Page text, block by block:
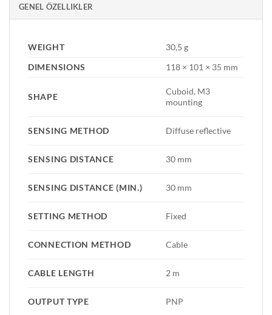
GENEL ÖZELLIKLER
WEIGHT
30,5 g
DIMENSIONS
118 × 101 × 35 mm
SHAPE
Cuboid, M3
mounting
SENSING METHOD Diffuse reflective
SENSING DISTANCE 30 mm
SENSING DISTANCE (MIN.) 30 mm
SETTING METHOD Fixed
CONNECTION METHOD Cable
CABLE LENGTH 2 m
OUTPUT TYPE PNP